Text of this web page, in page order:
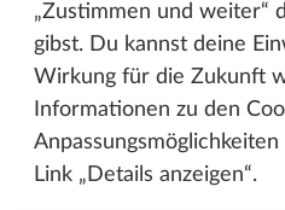
„Zustimmen und weiter“
gibst. Du kannst deine
Wirkung für die Zukunft
Informationen zu den
Link „Details anzeigen“.
Updates in Küche
Ab der Saison 2027 wird